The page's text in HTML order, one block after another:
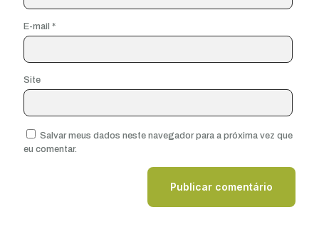
E-mail *
Site
Salvar meus dados neste navegador para a próxima vez que
eu comentar.